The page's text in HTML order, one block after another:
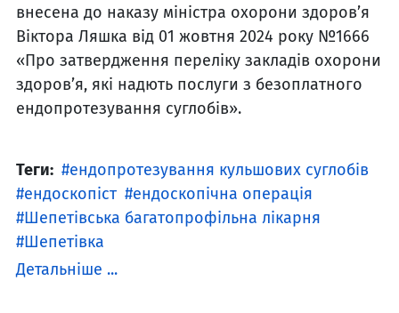
внесена до наказу міністра охорони здоров’я
Віктора Ляшка від 01 жовтня 2024 року №1666
«Про затвердження переліку закладів охорони
здоров’я, які надють послуги з безоплатного
ендопротезування суглобів».
Теги:
ендопротезування кульшових суглобів
ендоскопіст
ендоскопічна операція
Шепетівська багатопрофільна лікарня
Шепетівка
Детальніше ...